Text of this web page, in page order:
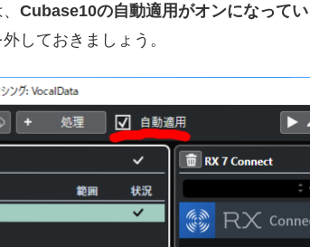
Cubase10の自動適用がオンになって
しておきましょう。